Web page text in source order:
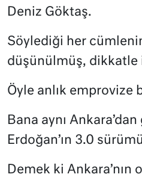
Deniz Göktaş.
Söylediği her
düşünülmüş, dikkatle
Öyle anlık emprovize
Bana aynı
Erdoğan’ın 3.0
Demek ki Ankara’nın